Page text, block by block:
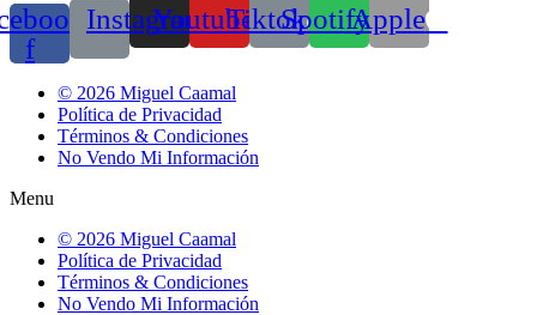
f
Instagram
YoutubeTiktokSpotifyApple
© 2026 Miguel Caamal
Política de Privacidad
Términos & Condiciones
No Vendo Mi Información
Menu
© 2026 Miguel Caamal
Política de Privacidad
Términos & Condiciones
No Vendo Mi Información